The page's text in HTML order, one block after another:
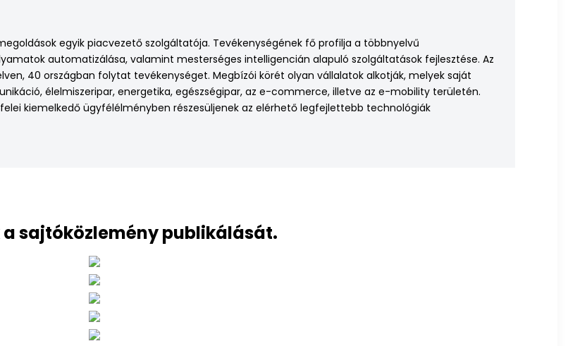
egyik piacvezető szolgáltatója. Tevékenységének fő profilja a többnyelvű
automatizálása, valamint mesterséges intelligencián alapuló szolgáltatások fejlesztése. Az
40 országban folytat tevékenységet. Megbízói körét olyan vállalatok alkotják, melyek saját
élelmiszeripar, energetika, egészségipar, az e-commerce, illetve az e-mobility területén.
kiemelkedő ügyfélélményben részesüljenek az elérhető legfejlettebb technológiák
a sajtóközlemény publikálását.